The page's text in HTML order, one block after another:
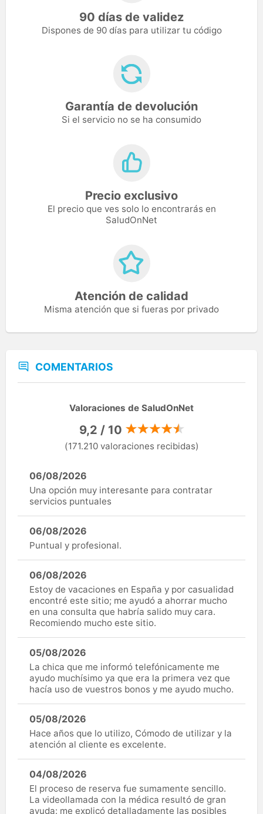
90 días de validez
Dispones de 90 días para utilizar tu código
Garantía de devolución
Si el servicio no se ha consumido
Precio exclusivo
El precio que ves solo lo encontrarás en
SaludOnNet
Atención de calidad
Misma atención que si fueras por privado
COMENTARIOS
Valoraciones de SaludOnNet
9,2 / 10
(171.210 valoraciones recibidas)
06/08/2026
Una opción muy interesante para contratar
servicios puntuales
06/08/2026
Puntual y profesional.
06/08/2026
Estoy de vacaciones en España y por casualidad
encontré este sitio; me ayudó a ahorrar mucho
en una consulta que habría salido muy cara.
Recomiendo mucho este sitio.
05/08/2026
La chica que me informó telefónicamente me
ayudo muchísimo ya que era la primera vez que
hacía uso de vuestros bonos y me ayudo mucho.
05/08/2026
Hace años que lo utilizo, Cómodo de utilizar y la
atención al cliente es excelente.
04/08/2026
El proceso de reserva fue sumamente sencillo.
La videollamada con la médica resultó de gran
ayuda: me explicó detalladamente las posibles